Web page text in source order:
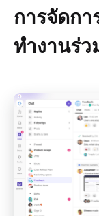
การจัดกา
ทำงานร่ว